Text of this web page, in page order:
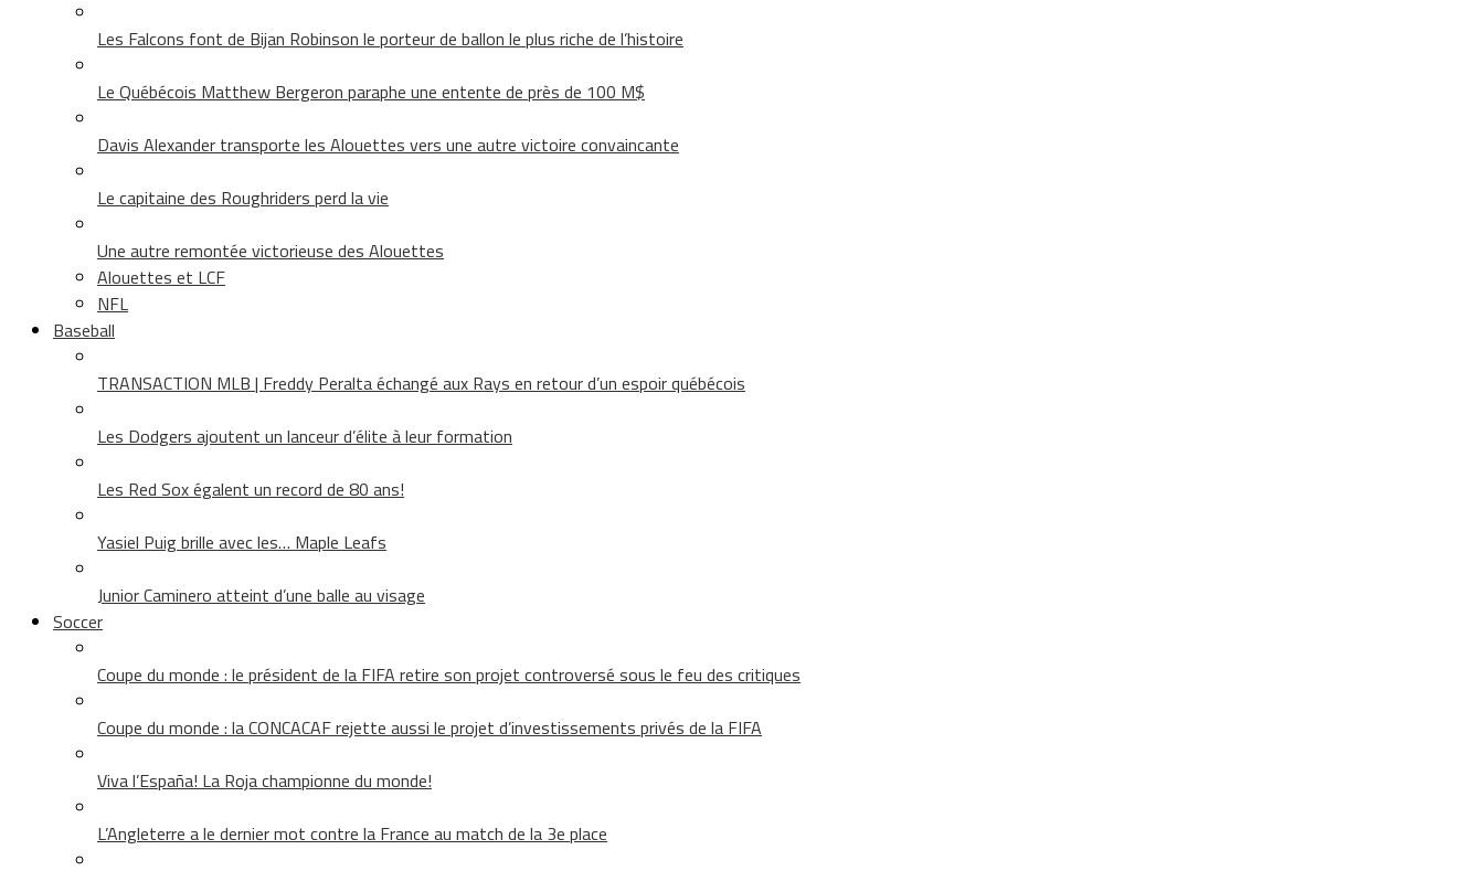
Les Falcons font de Bijan Robinson le porteur de ballon le plus riche de l’histoire
Le Québécois Matthew Bergeron paraphe une entente de près de 100 M$
Davis Alexander transporte les Alouettes vers une autre victoire convaincante
Le capitaine des Roughriders perd la vie
Une autre remontée victorieuse des Alouettes
Alouettes et LCF
NFL
Baseball
TRANSACTION MLB | Freddy Peralta échangé aux Rays en retour d’un espoir québécois
Les Dodgers ajoutent un lanceur d’élite à leur formation
Les Red Sox égalent un record de 80 ans!
Yasiel Puig brille avec les… Maple Leafs
Junior Caminero atteint d’une balle au visage
Soccer
Coupe du monde : le président de la FIFA retire son projet controversé sous le feu des critiques
Coupe du monde : la CONCACAF rejette aussi le projet d’investissements privés de la FIFA
Viva l’España! La Roja championne du monde!
L’Angleterre a le dernier mot contre la France au match de la 3e place